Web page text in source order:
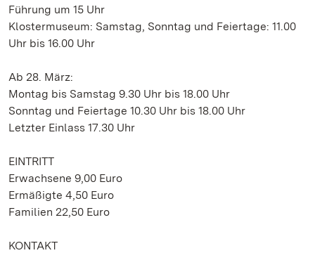
Führung um 15 Uhr
Klostermuseum: Samstag, Sonntag und Feiertage: 11.00
Uhr bis 16.00 Uhr
Ab 28. März:
Montag bis Samstag 9.30 Uhr bis 18.00 Uhr
Sonntag und Feiertage 10.30 Uhr bis 18.00 Uhr
Letzter Einlass 17.30 Uhr
EINTRITT
Erwachsene 9,00 Euro
Ermäßigte 4,50 Euro
Familien 22,50 Euro
KONTAKT